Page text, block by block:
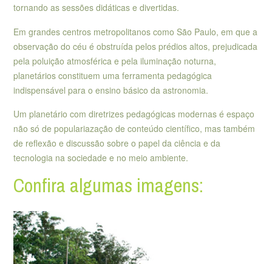
tornando as sessões didáticas e divertidas.
Em grandes centros metropolitanos como São Paulo, em que a
observação do céu é obstruída pelos prédios altos, prejudicada
pela poluição atmosférica e pela iluminação noturna,
planetários constituem uma ferramenta pedagógica
indispensável para o ensino básico da astronomia.
Um planetário com diretrizes pedagógicas modernas é espaço
não só de populariazação de conteúdo científico, mas também
de reflexão e discussão sobre o papel da ciência e da
tecnologia na sociedade e no meio ambiente.
Confira algumas imagens: